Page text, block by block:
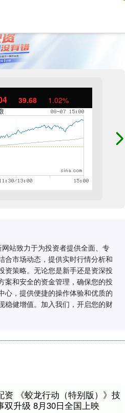
39.68 1.02%
站致力于为投资者提供全面、专
合市场动态，提供实时行情分析和
资策略。无论您是新手还是资深投
案和安全的资金管理，确保您的投
心，提供便捷的操作体验和优质的
稳健增值。加入我们，开启您的财
资 《蛟龙行动（特别版）》技
双升级 8月30日全国上映